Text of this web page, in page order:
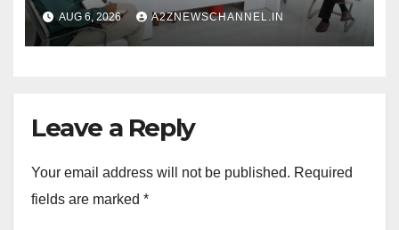
AUG 6, 2026 A2ZNEWSCHANNEL.IN
Leave a Reply
Your email address will not be published. Required
fields are marked *